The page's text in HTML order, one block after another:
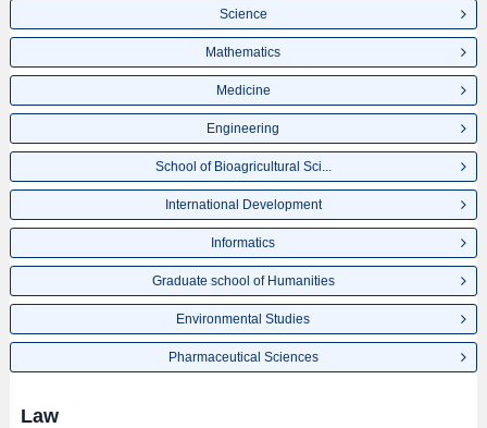
Science
Mathematics
Medicine
Engineering
School of Bioagricultural Sci...
International Development
Informatics
Graduate school of Humanities
Environmental Studies
Pharmaceutical Sciences
Law